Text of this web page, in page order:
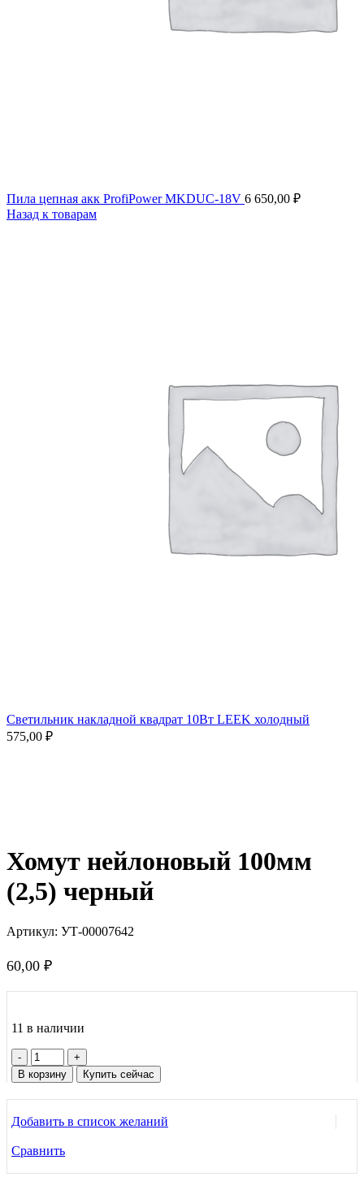
Пила цепная акк ProfiPower MKDUC-18V 6 650,00 ₽
Назад к товарам
Светильник накладной квадрат 10Вт LEEK холодный
575,00 ₽
Хомут нейлоновый 100мм
(2,5) черный
Артикул: УТ-00007642
60,00 ₽
11 в наличии
Количество
товара
Хомут
нейлоновый
(2,5)
В корзину Купить сейчас
Добавить в список желаний
Сравнить